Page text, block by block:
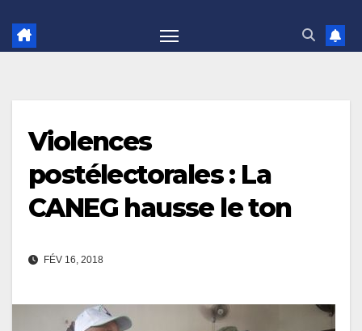
Violences
postélectorales : La
CANEG hausse le ton
FÉV 16, 2018